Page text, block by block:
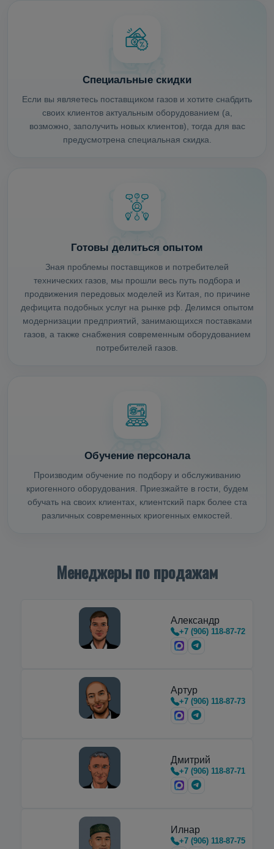
Специальные скидки
Если вы являетесь поставщиком газов и хотите снабдить
своих клиентов актуальным оборудованием (а,
возможно, заполучить новых клиентов), тогда для вас
предусмотрена специальная скидка.
Готовы делиться опытом
Зная проблемы поставщиков и потребителей
технических газов, мы прошли весь путь подбора и
продвижения передовых моделей из Китая, по причине
дефицита подобных услуг на рынке рф. Делимся опытом
модернизации предприятий, занимающихся поставками
газов, а также снабжения современным оборудованием
потребителей газов.
Обучение персонала
Производим обучение по подбору и обслуживанию
криогенного оборудования. Приезжайте в гости, будем
обучать на своих клиентах, клиентский парк более ста
различных современных криогенных емкостей.
Менеджеры по продажам
Александр
+7 (906) 118-87-72
Артур
+7 (906) 118-87-73
Дмитрий
+7 (906) 118-87-71
Илнар
+7 (906) 118-87-75